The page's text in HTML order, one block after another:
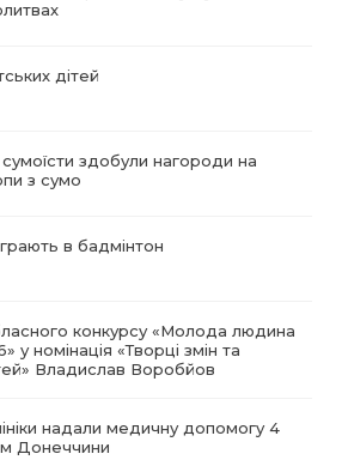
дітей
сумоїсти здобули нагороди на
з сумо
в бадмінтон
конкурсу «Молода людина
у номінація «Творці змін та
Владислав Воробйов
надали медичну допомогу 4
Донеччини